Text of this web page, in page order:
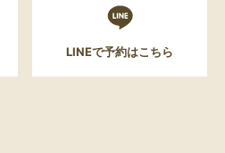
LINEで予約はこちら